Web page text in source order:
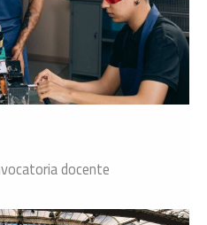
docente